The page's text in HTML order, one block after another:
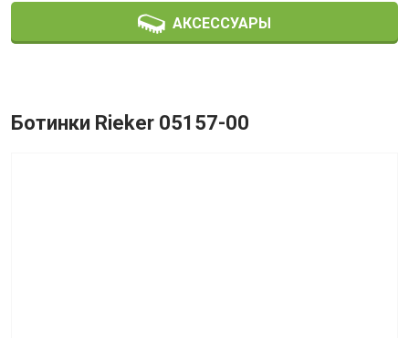
АКСЕССУАРЫ
Ботинки Rieker 05157-00